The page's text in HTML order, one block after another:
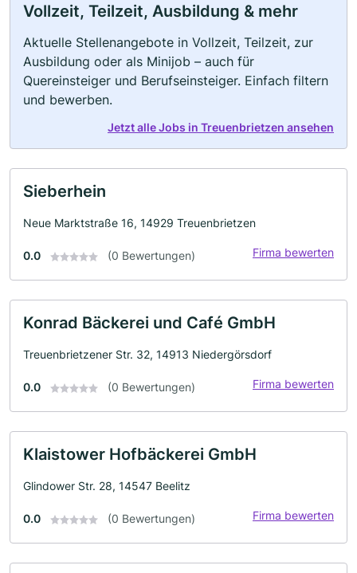
Vollzeit, Teilzeit, Ausbildung & mehr
Aktuelle Stellenangebote in Vollzeit, Teilzeit, zur
Ausbildung oder als Minijob – auch für
Quereinsteiger und Berufseinsteiger. Einfach filtern
und bewerben.
Jetzt alle Jobs in Treuenbrietzen ansehen
Sieberhein
Neue Marktstraße 16, 14929 Treuenbrietzen
0.0 (0 Bewertungen) Firma bewerten
Konrad Bäckerei und Café GmbH
Treuenbrietzener Str. 32, 14913 Niedergörsdorf
0.0 (0 Bewertungen) Firma bewerten
Klaistower Hofbäckerei GmbH
Glindower Str. 28, 14547 Beelitz
0.0 (0 Bewertungen) Firma bewerten